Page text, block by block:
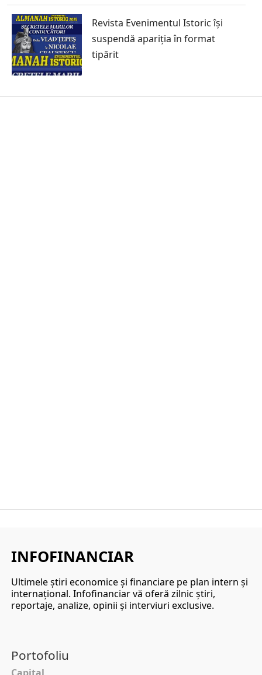
Revista Evenimentul Istoric își
suspendă apariția în format
tipărit
INFOFINANCIAR
Ultimele ştiri economice şi financiare pe plan intern şi
internaţional. Infofinanciar vă oferă zilnic ştiri,
reportaje, analize, opinii şi interviuri exclusive.
Portofoliu